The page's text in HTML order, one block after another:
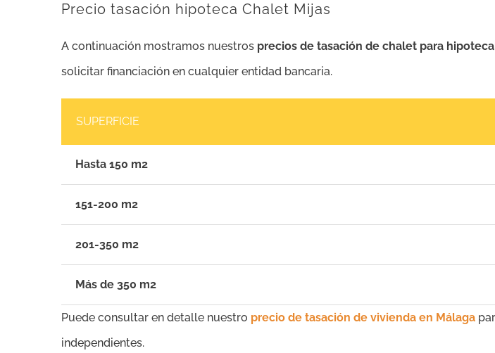
Precio tasación hipoteca Chalet Mijas
A continuación mostramos nuestros precios de tasación de chalet para
solicitar financiación en cualquier entidad bancaria.
SUPERFICIE
Hasta 150 m2
151-200 m2
201-350 m2
Más de 350 m2
Puede consultar en detalle nuestro precio de tasación de vivienda en Málaga
independientes.